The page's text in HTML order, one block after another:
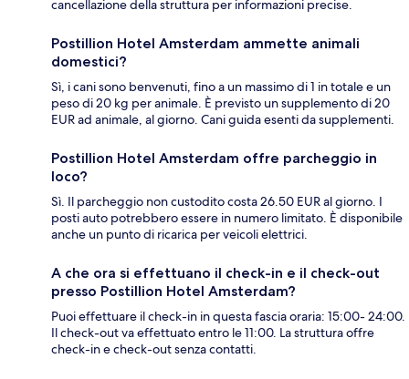
cancellazione della struttura per informazioni precise.
Postillion Hotel Amsterdam ammette animali
domestici?
Sì, i cani sono benvenuti, fino a un massimo di 1 in totale e un
peso di 20 kg per animale. È previsto un supplemento di 20
EUR ad animale, al giorno. Cani guida esenti da supplementi.
Postillion Hotel Amsterdam offre parcheggio in
loco?
Sì. Il parcheggio non custodito costa 26.50 EUR al giorno. I
posti auto potrebbero essere in numero limitato. È disponibile
anche un punto di ricarica per veicoli elettrici.
A che ora si effettuano il check-in e il check-out
presso Postillion Hotel Amsterdam?
Puoi effettuare il check-in in questa fascia oraria: 15:00- 24:00.
Il check-out va effettuato entro le 11:00. La struttura offre
check-in e check-out senza contatti.